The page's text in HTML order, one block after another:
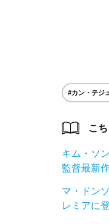
#カン・テジュ
こ
キム・ソ
監督最新
マ・ドン
レミアに